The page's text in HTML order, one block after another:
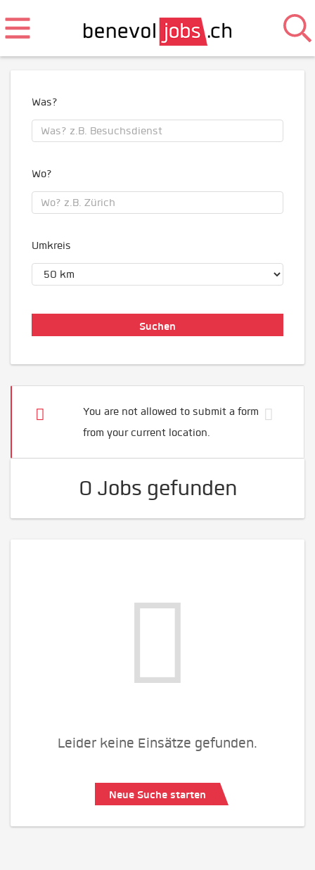
Was?
Wo?
Umkreis
You are not allowed to submit a form
from your current location.
0 Jobs gefunden
Leider keine Einsätze gefunden.
Neue Suche starten